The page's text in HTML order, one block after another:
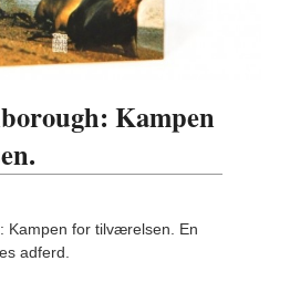
Kampen
Kampen for tilværelsen. En
adferd.